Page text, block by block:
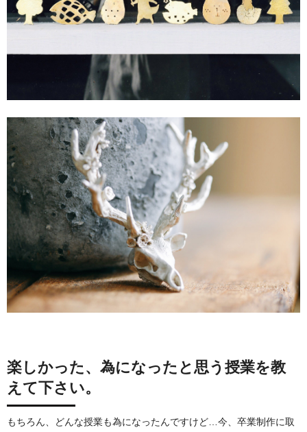
楽しかった、為になったと思う授業を教
えて下さい。
もちろん、どんな授業も為になったんですけど…今、卒業制作に取